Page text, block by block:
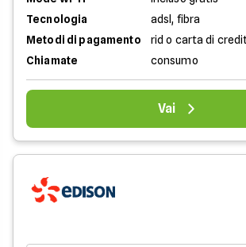
Tecnologia
adsl, fibra
Metodi di pagamento
rid o carta di
Chiamate
consumo
Vai